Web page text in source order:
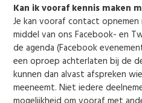
Kan ik vooraf kennis maken
Je kan vooraf contact
middel van ons Facebook- en
de agenda (Facebook
een oproep achterlaten bij de
kunnen dan alvast afspreken
meeneemt. Niet iedere